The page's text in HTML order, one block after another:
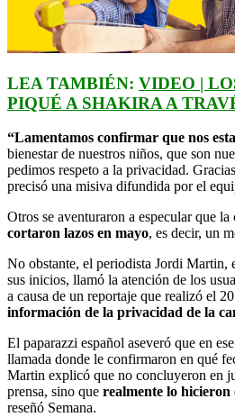
LEA TAMBIÉN: VIDEO |
PIQUÉ A SHAKIRA A
“Lamentamos confirmar que nos
bienestar de nuestros niños, que son
pedimos respeto a la privacidad.
precisó una misiva difundida por el
Otros se aventuraron a especular que
cortaron lazos en mayo, es decir, un
No obstante, el periodista Jordi Martin,
sus inicios, llamó la atención de los
a causa de un reportaje que realizó el
información de la privacidad de la
El paparazzi español aseveró que en
llamada donde le confirmaron en qué
Martin explicó que no concluyeron en
prensa, sino que realmente lo hicieron
reseñó Semana.